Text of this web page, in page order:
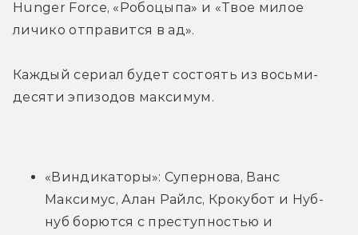
Hunger Force, «Робоцыпа» и «Твое милое
личико отправится в ад».
Каждый сериал будет состоять из восьми-
десяти эпизодов максимум.
«Виндикаторы»: Супернова, Ванс
Максимус, Алан Райлс, Крокубот и Нуб-
нуб борются с преступностью и